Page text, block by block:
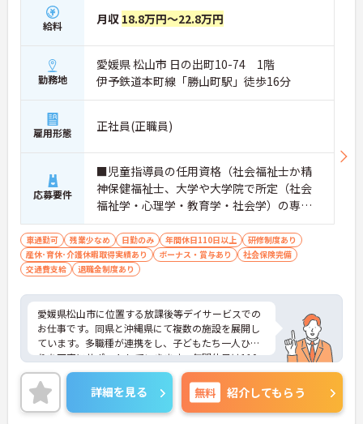
給料 月収 18.8万円～22.8万円
勤務地
愛媛県 松山市 日の出町10-74 1階
伊予鉄道本町線「勝山町駅」徒歩16分
雇用形態 正社員(正職員)
応募要件
■児童指導員の任用資格（社会福祉士か精
神保健福祉士、大学や大学院で所定（社会
福祉学・心理学・教育学・社会学）の専門
課程を修了、児童福祉施設で2年以上の実務
経験がある） ■普通自動車運転免許（ＡＴ
限定可）／必須 ■児童指導員経験あれば尚
可
車通勤可 残業少なめ 日勤のみ 年間休日110日以上
研修制度あり
産休･育休･介護休暇取得実績あり
ボーナス・賞与あり
社会保険完備
交通費支給
退職金制度あり
愛媛県松山市に位置する放課後等デイサービスでの
お仕事です。同県と沖縄県にて複数の施設を展開し
ています。多職種が連携をし、子どもたち一人ひと
りを丁寧にサポートしていきます。年間休日は110
日、残業は月に10時間程度で、メリハリのある勤務
が可能です。ご興味のある方には、面接対策ポイン
トなど、さらに詳細をお話しいたしますのでお気軽
にご相談ください！
詳細を見る 無料 紹介してもらう